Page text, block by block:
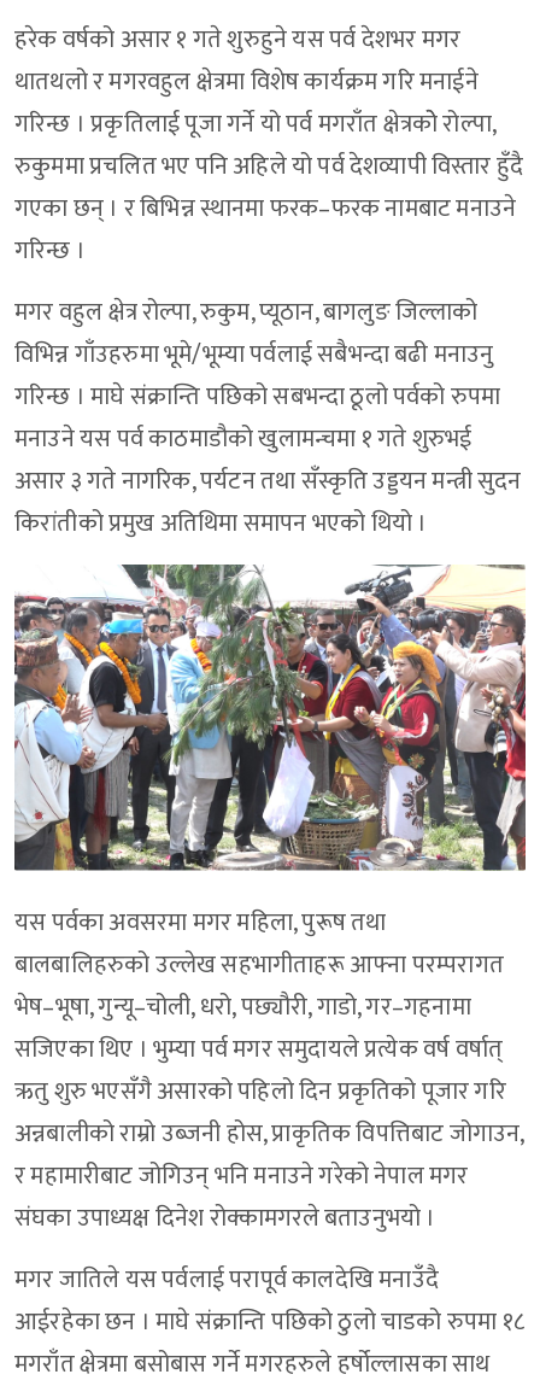
हरेक वर्षको असार १ गते शुरुहुने यस पर्व देशभर मगर
थातथलो र मगरवहुल क्षेत्रमा विशेष कार्यक्रम गरि मनाईने
गरिन्छ । प्रकृतिलाई पूजा गर्ने यो पर्व मगराँत क्षेत्रकोे रोल्पा,
रुकुममा प्रचलित भए पनि अहिले यो पर्व देशव्यापी विस्तार हुँदै
गएका छन् । र बिभिन्न स्थानमा फरक–फरक नामबाट मनाउने
गरिन्छ ।
मगर वहुल क्षेत्र रोल्पा, रुकुम, प्यूठान, बागलुङ जिल्लाको
विभिन्न गाँउहरुमा भूमे/भूम्या पर्वलाई सबैभन्दा बढी मनाउनु
गरिन्छ । माघे संक्रान्ति पछिको सबभन्दा ठूलो पर्वको रुपमा
मनाउने यस पर्व काठमाडौको खुलामन्चमा १ गते शुरुभई
असार ३ गते नागरिक, पर्यटन तथा सँस्कृति उड्डयन मन्त्री सुदन
किरांतीको प्रमुख अतिथिमा समापन भएको थियो ।
यस पर्वका अवसरमा मगर महिला, पुरूष तथा
बालबालिहरुको उल्लेख सहभागीताहरू आफ्ना परम्परागत
भेष–भूषा, गुन्यू–चोली, धरो, पछ्यौरी, गाडो, गर–गहनामा
सजिएका थिए । भुम्या पर्व मगर समुदायले प्रत्येक वर्ष वर्षात्
ऋतु शुरु भएसँगै असारको पहिलो दिन प्रकृतिको पूजार गरि
अन्नबालीको राम्रो उब्जनी होस, प्राकृतिक विपत्तिबाट जोगाउन,
र महामारीबाट जोगिउन् भनि मनाउने गरेको नेपाल मगर
संघका उपाध्यक्ष दिनेश रोक्कामगरले बताउनुभयो ।
मगर जातिले यस पर्वलाई परापूर्व कालदेखि मनाउँदै
आईरहेका छन । माघे संक्रान्ति पछिको ठुलो चाडको रुपमा १८
मगराँत क्षेत्रमा बसोबास गर्ने मगरहरुले हर्षोल्लासका साथ